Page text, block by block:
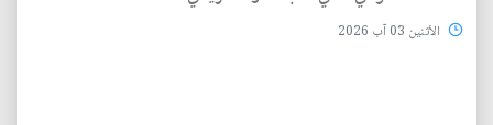
الأثنين 03 آب 2026